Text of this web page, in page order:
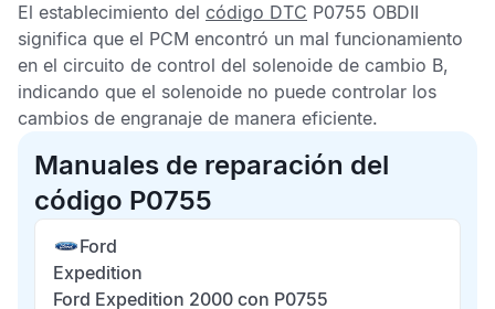
El establecimiento del código DTC P0755 OBDII
significa que el PCM encontró un mal funcionamiento
en el circuito de control del solenoide de cambio B,
indicando que el solenoide no puede controlar los
cambios de engranaje de manera eficiente.
Manuales de reparación del
código P0755
Ford
Expedition
Ford Expedition 2000 con P0755